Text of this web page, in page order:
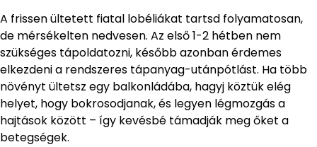
A frissen ültetett fiatal lobéliákat tartsd folyamatosan,
de mérsékelten nedvesen. Az első 1-2 hétben nem
szükséges tápoldatozni, később azonban érdemes
elkezdeni a rendszeres tápanyag-utánpótlást. Ha több
növényt ültetsz egy balkonládába, hagyj köztük elég
helyet, hogy bokrosodjanak, és legyen légmozgás a
hajtások között – így kevésbé támadják meg őket a
betegségek.